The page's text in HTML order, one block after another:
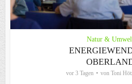
Natur &
vor 3 Tagen von Toni